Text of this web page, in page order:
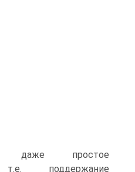
даже простое
т.е. поддержание